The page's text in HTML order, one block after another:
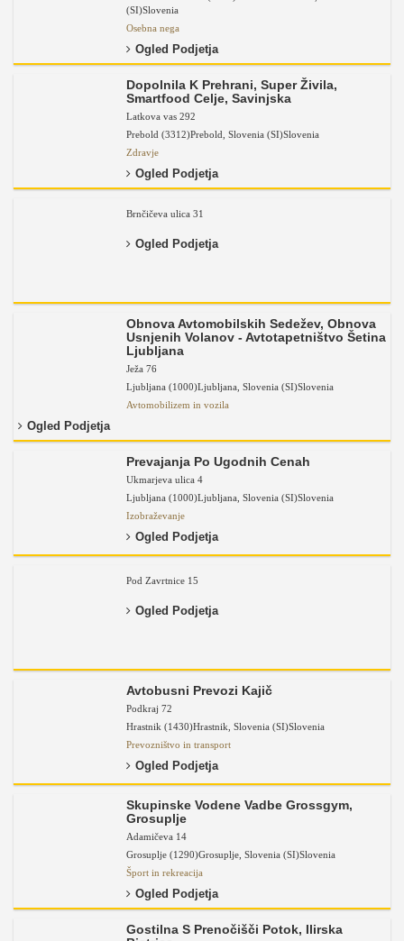
(SI)Slovenia
Osebna nega
Ogled Podjetja
Dopolnila K Prehrani, Super Živila,
Smartfood Celje, Savinjska
Latkova vas 292
Prebold (3312)Prebold Slovenia (SI)Slovenia
Zdravje
Ogled Podjetja
Brnčičeva ulica 31
Ogled Podjetja
Obnova Avtomobilskih Sedežev, Obnova
Usnjenih Volanov - Avtotapetništvo Šetina
Ljubljana
Ježa 76
Ljubljana (1000)Ljubljana Slovenia (SI)Slovenia
Avtomobilizem in vozila
Ogled Podjetja
Prevajanja Po Ugodnih Cenah
Ukmarjeva ulica 4
Ljubljana (1000)Ljubljana Slovenia (SI)Slovenia
Izobraževanje
Ogled Podjetja
Pod Zavrtnice 15
Ogled Podjetja
Avtobusni Prevozi Kajič
Podkraj 72
Hrastnik (1430)Hrastnik Slovenia (SI)Slovenia
Prevozništvo in transport
Ogled Podjetja
Skupinske Vodene Vadbe Grossgym,
Grosuplje
Adamičeva 14
Grosuplje (1290)Grosuplje Slovenia (SI)Slovenia
Šport in rekreacija
Ogled Podjetja
Gostilna S Prenočišči Potok, Ilirska